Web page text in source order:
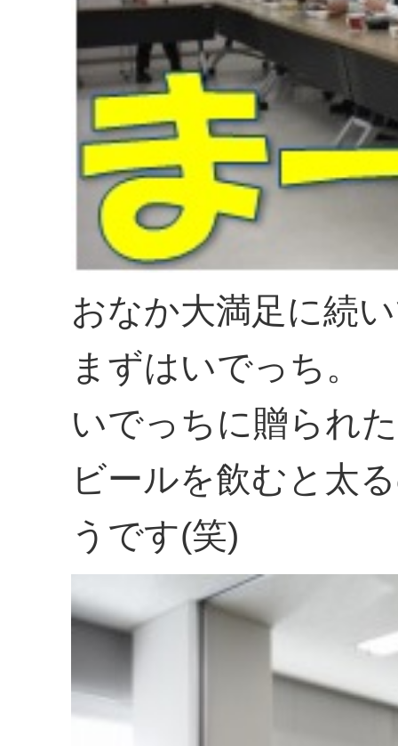
おなか大満足に続
まずはいでっち。
いでっちに贈られ
ビールを飲むと太
うです(笑)